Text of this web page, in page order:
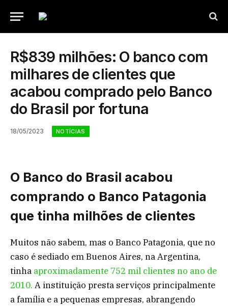
R$839 milhões: O banco com
milhares de clientes que
acabou comprado pelo Banco
do Brasil por fortuna
18/05/2023 NOTÍCIAS
O Banco do Brasil acabou
comprando o Banco Patagonia
que tinha milhões de clientes
Muitos não sabem, mas o Banco Patagonia, que no
caso é sediado em Buenos Aires, na Argentina,
tinha aproximadamente 752 mil clientes no ano de
2010. A instituição presta serviços principalmente
a família e a pequenas empresas, abrangendo